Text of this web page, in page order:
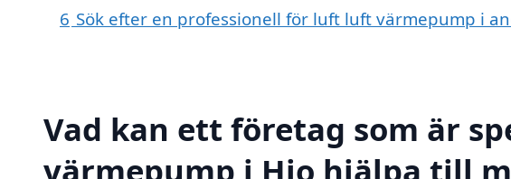
6 Sök efter en professionell för luft luft värmepump i
Vad kan ett företag som är
värmepump i Hjo hjälpa till